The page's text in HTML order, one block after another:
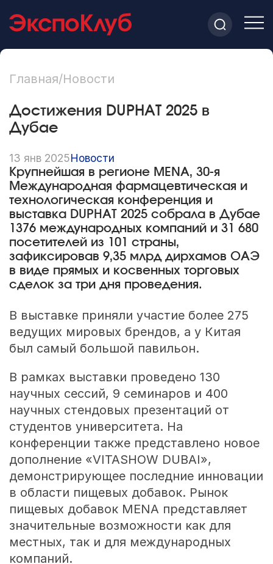
Главная/Новости
Достижения DUPHAT 2025 в
Дубае
13 янв 2025Новости
Крупнейшая в регионе MENA, 30-я
Международная фармацевтическая и
технологическая конференция и
выставка DUPHAT 2025 собрала в Дубае
1376 международных компаний и 31 680
посетителей из 101 страны,
зафиксировав 9,35 млрд дирхамов ОАЭ
в виде прямых и косвенных торговых
сделок за три дня проведения.
В выставке приняли участие более 275
ведущих мировых брендов, а у Китая
был самый большой павильон.
В рамках выставки проведено 130
научных сессий, 9 семинаров и 400
научных стендовых презентаций от
студентов университета. На
конференции также представлено новое
дополнение «VITASHOW DUBAI»,
демонстрирующее последние инновации
в области пищевых добавок. Рынок
пищевых добавок MENA представляет
значительные возможности как для
местных, так и для международных
компаний.